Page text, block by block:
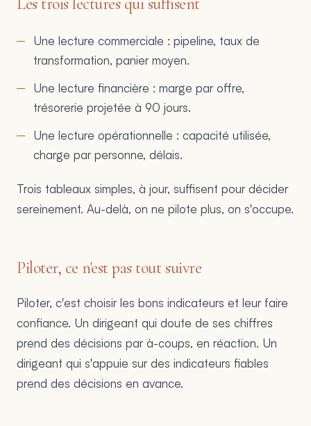
Une lecture commerciale : pipeline, taux de
transformation, panier moyen.
Une lecture financière : marge par offre,
trésorerie projetée à 90 jours.
Une lecture opérationnelle : capacité utilisée,
charge par personne, délais.
Trois tableaux simples, à jour, suffisent pour décider
sereinement. Au-delà, on ne pilote plus, on s'occupe.
Piloter, ce n'est pas tout suivre
Piloter, c'est choisir les bons indicateurs et leur faire
confiance. Un dirigeant qui doute de ses chiffres
prend des décisions par à-coups, en réaction. Un
dirigeant qui s'appuie sur des indicateurs fiables
prend des décisions en avance.